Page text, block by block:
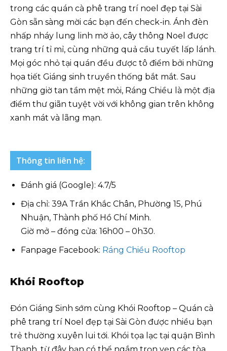
trong các quán cà phê trang trí noel đẹp tại Sài
Gòn sẵn sàng mời các bạn đến check-in. Ánh đèn
nhấp nháy lung linh mờ ảo, cây thông Noel được
trang trí tỉ mỉ, cùng những quả cầu tuyết lấp lánh.
Mọi góc nhỏ tại quán đều được tô điểm bởi những
họa tiết Giáng sinh truyền thống bắt mắt. Sau
những giờ tan tầm mệt mỏi, Ráng Chiều là một địa
điểm thư giãn tuyệt vời với không gian trên không
xanh mát và lãng mạn.
Thông tin liên hệ:
Đánh giá (Google): 4.7/5
Địa chỉ: 39A Trần Khắc Chân, Phường 15, Phú
Nhuận, Thành phố Hồ Chí Minh.
Giờ mở – đóng cửa: 16h00 – 0h30.
Fanpage Facebook: Ráng Chiều Rooftop
Khói Rooftop
Đón Giáng Sinh sớm cùng Khói Rooftop – Quán cà
phê trang trí Noel đẹp tại Sài Gòn được nhiều bạn
trẻ thường xuyên lui tới. Khói tọa lạc tại quận Bình